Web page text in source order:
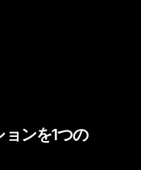
ンを1つの